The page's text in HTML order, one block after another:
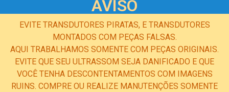
AVISO
EVITE TRANSDUTORES PIRATAS, E TRANSDUTORES
MONTADOS COM PEÇAS FALSAS.
AQUI TRABALHAMOS SOMENTE COM PEÇAS ORIGINAIS.
EVITE QUE SEU ULTRASSOM SEJA DANIFICADO E QUE
VOCÊ TENHA DESCONTENTAMENTOS COM IMAGENS
RUINS. COMPRE OU REALIZE MANUTENÇÕES SOMENTE